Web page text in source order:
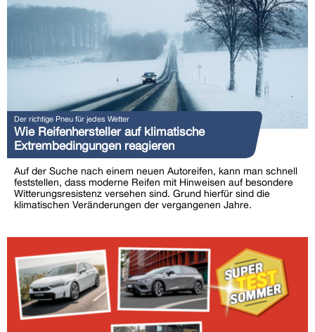
Der richtige Pneu für jedes Wetter
Wie Reifenhersteller auf klimatische
Extrembedingungen reagieren
Auf der Suche nach einem neuen Autoreifen, kann man schnell
feststellen, dass moderne Reifen mit Hinweisen auf besondere
Witterungsresistenz versehen sind. Grund hierfür sind die
klimatischen Veränderungen der vergangenen Jahre.